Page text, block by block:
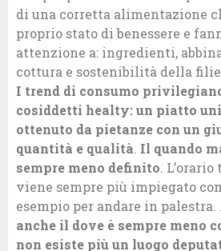
di una corretta alimentazione
proprio stato di benessere e
attenzione a: ingredienti,
cottura e sostenibilità della
I trend di consumo
cosiddetti healty: un piatto
ottenuto da pietanze con un
quantità e qualità. Il quando
sempre meno definito.
viene sempre più impiegato
esempio per andare in palestra.
anche il dove è sempre meno
non esiste più un luogo